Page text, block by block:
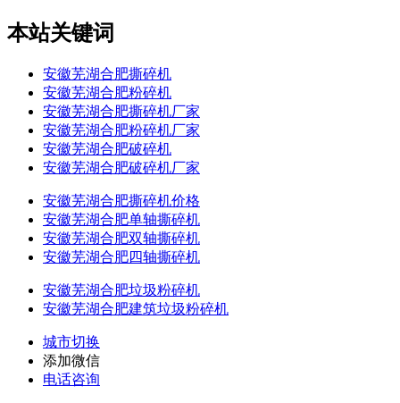
本站关键词
安徽芜湖合肥撕碎机
安徽芜湖合肥粉碎机
安徽芜湖合肥撕碎机厂家
安徽芜湖合肥粉碎机厂家
安徽芜湖合肥破碎机
安徽芜湖合肥破碎机厂家
安徽芜湖合肥撕碎机价格
安徽芜湖合肥单轴撕碎机
安徽芜湖合肥双轴撕碎机
安徽芜湖合肥四轴撕碎机
安徽芜湖合肥垃圾粉碎机
安徽芜湖合肥建筑垃圾粉碎机
城市切换
添加微信
电话咨询